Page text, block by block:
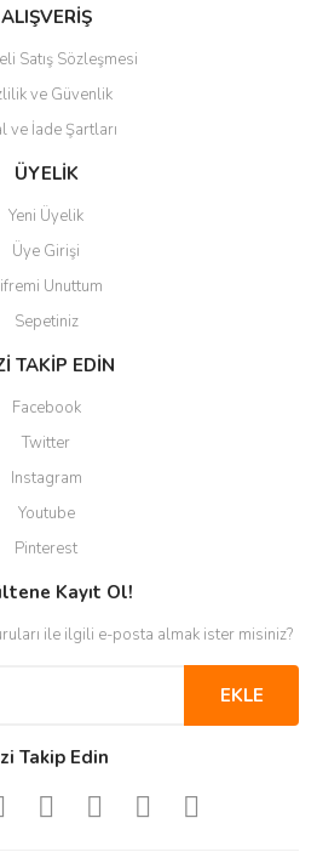
olmalı.
Gönder
ALIŞVERİŞ
Satış Sözleşmesi
ve Güvenlik
ve İade Şartları
ÜYELİK
Yeni Üyelik
Üye Girişi
Unuttum
Sepetiniz
TAKİP EDİN
Facebook
Twitter
Instagram
Youtube
Pinterest
Kayıt Ol!
ile ilgili e-posta almak ister misiniz?
EKLE
Takip Edin